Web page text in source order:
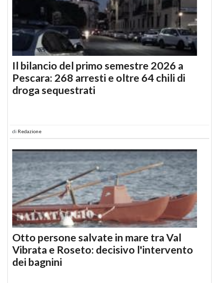
Il bilancio del primo semestre 2026 a
Pescara: 268 arresti e oltre 64 chili di
droga sequestrati
di Redazione
Otto persone salvate in mare tra Val
Vibrata e Roseto: decisivo l'intervento
dei bagnini